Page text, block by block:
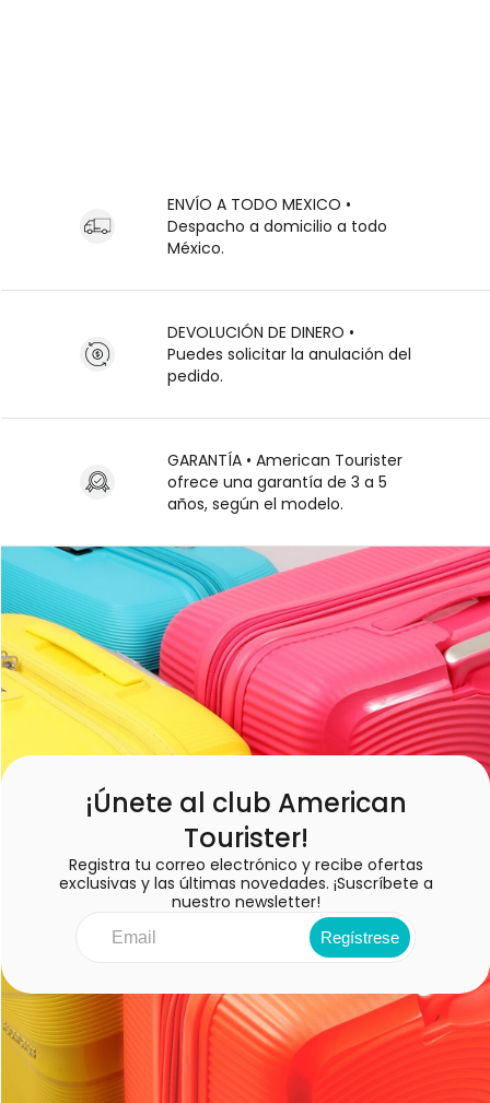
ENVÍO A TODO MEXICO •
Despacho a domicilio a todo
México.
DEVOLUCIÓN DE DINERO •
Puedes solicitar la anulación del
pedido.
GARANTÍA • American Tourister
ofrece una garantía de 3 a 5
años, según el modelo.
¡Únete al club American
Tourister!
Registra tu correo electrónico y recibe ofertas
exclusivas y las últimas novedades. ¡Suscríbete a
nuestro newsletter!
Regístrese